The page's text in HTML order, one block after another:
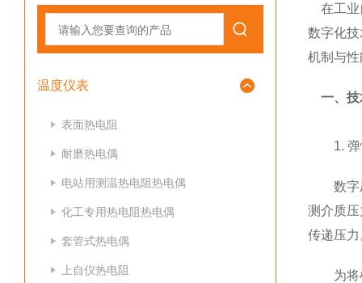
温度仪表
表面热电阻
耐磨热电偶
电站用测温热电阻热电偶
化工专用热电阻热电偶
套管式热电偶
上自仪热电阻
在工业
数字化
机制与
一、技
1. 弹
数字压
测介质
传递压
为将机